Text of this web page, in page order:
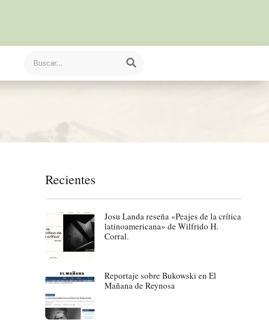
Recientes
Josu Landa reseña «Peajes de la crítica
latinoamericana» de Wilfrido H.
Corral.
Reportaje sobre Bukowski en El
Mañana de Reynosa